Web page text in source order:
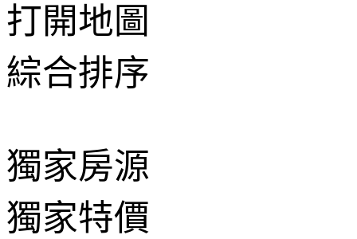
打開地圖
綜合排序
獨家房源
獨家特價